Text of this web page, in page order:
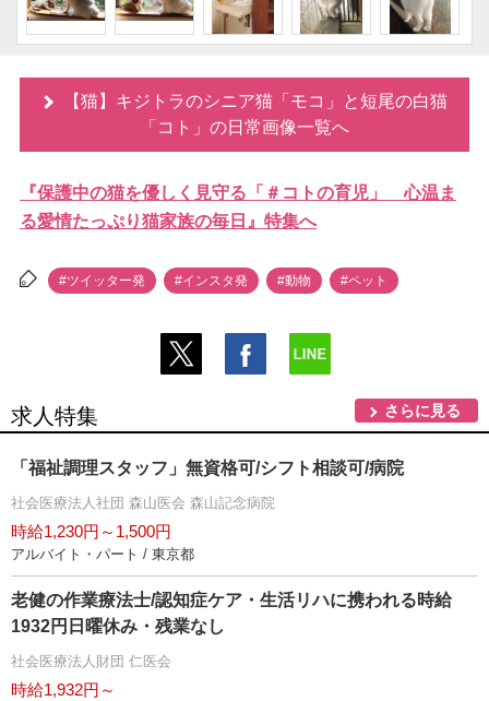
【猫】キジトラのシニア猫「モコ」と短尾の白猫
「コト」の日常画像一覧へ
『保護中の猫を優しく見守る「＃コトの育児」 心温ま
る愛情たっぷり猫家族の毎日』特集へ
#ツイッター発 #インスタ発 #動物 #ペット
求人特集 さらに見る
「福祉調理スタッフ」無資格可/シフト相談可/病院
社会医療法人社団 森山医会 森山記念病院
時給1,230円～1,500円
アルバイト・パート / 東京都
老健の作業療法士/認知症ケア・生活リハに携われる時給
1932円日曜休み・残業なし
社会医療法人財団 仁医会
時給1,932円～